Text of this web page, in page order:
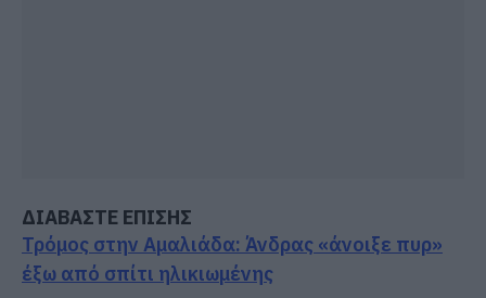
ΔΙΑΒΑΣΤΕ ΕΠΙΣΗΣ
Τρόμος στην Αμαλιάδα: Άνδρας «άνοιξε πυρ»
έξω από σπίτι ηλικιωμένης